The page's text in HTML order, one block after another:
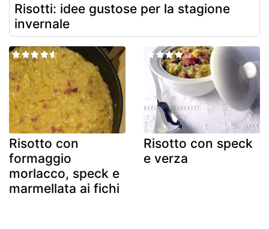
Risotti: idee gustose per la stagione
invernale
Risotto con
formaggio
morlacco, speck e
marmellata ai fichi
Risotto con speck
e verza